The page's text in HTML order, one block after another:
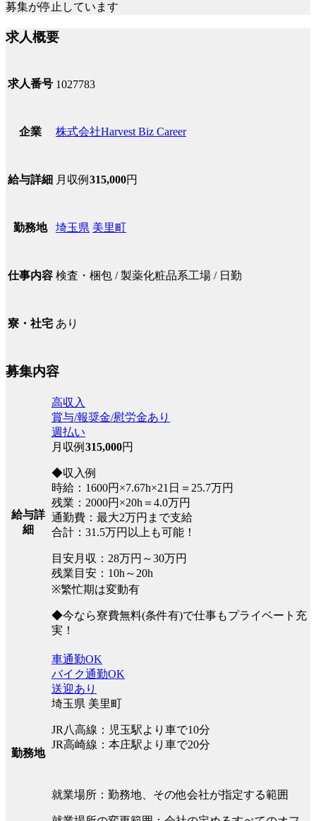
募集が停止しています
求人概要
求人番号 1027783
企業 株式会社Harvest Biz Career
給与詳細 月収例 315,000円
勤務地 埼玉県 美里町
仕事内容 検査・梱包 / 製薬化粧品系工場 / 日勤
寮・社宅 あり
募集内容
給与詳
細
高収入
賞与/報奨金/慰労金あり
週払い
月収例 315,000円
◆収入例
時給：1600円×7.67h×21日＝25.7万円
残業：2000円×20h＝4.0万円
通勤費：最大2万円まで支給
合計：31.5万円以上も可能！
目安月収：28万円～30万円
残業目安：10h～20h
※繁忙期は変動有
◆今なら寮費無料(条件有)で仕事もプライベート充
実！
勤務地
車通勤OK
バイク通勤OK
送迎あり
埼玉県 美里町
JR八高線：児玉駅より車で10分
JR高崎線：本庄駅より車で20分
就業場所：勤務地、その他会社が指定する範囲